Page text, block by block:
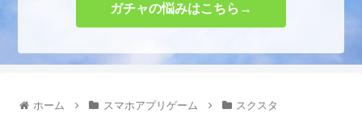
ガチャの悩みはこちら→
ホーム スマホアプリゲーム スクスタ